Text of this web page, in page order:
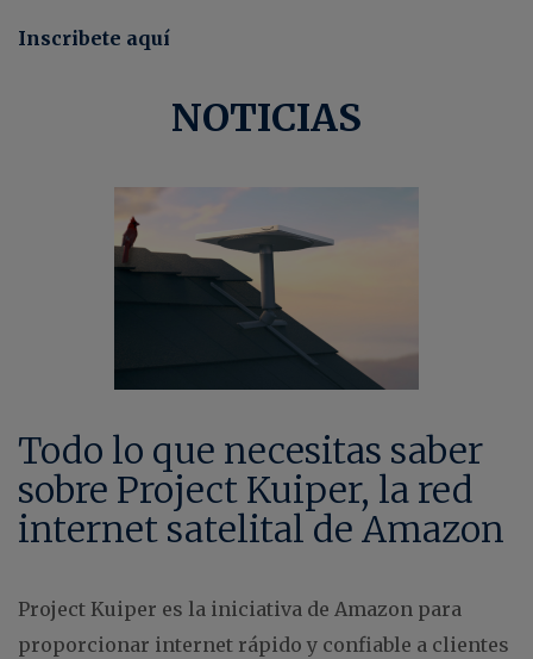
Inscribete aquí
NOTICIAS
Todo lo que necesitas saber
sobre Project Kuiper, la red
internet satelital de Amazon
Project Kuiper es la iniciativa de Amazon para
proporcionar internet rápido y confiable a clientes